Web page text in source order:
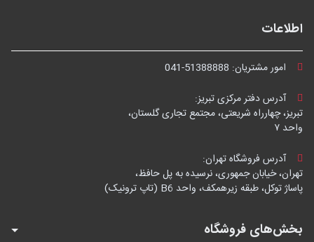
اطلاعات
امور مشتریان: 041-51388888
آدرس دفتر مرکزی تبریز:
تبریز، چهارراه شریعتی، مجتمع تجاری گلستان،
واحد ۷
آدرس فروشگاه تهران:
تهران، خیابان جمهوری، نرسیده به پل حافظ،
پاساژ توکل، طبقه زیرهمکف، واحد B6 (تاپ ترونیک)
بخش‌های فروشگاه